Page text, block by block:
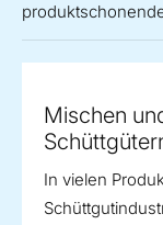
Mischen
In vielen